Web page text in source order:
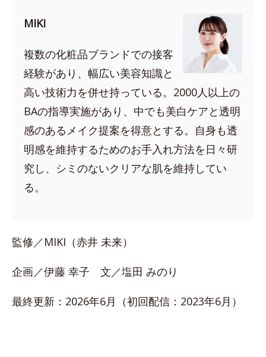
MIKI
複数の化粧品ブランドでの接客
経験があり、幅広い美容知識と
高い技術力を併せ持っている。2000人以上の
BAの指導実施があり、中でも美白ケアと透明
感のあるメイク提案を得意とする。自身も透
明感を維持するためのお手入れ方法を日々研
究し、シミのないクリアな肌を維持してい
る。
監修／MIKI（赤井 未来）
企画／伊藤 幸子 文／塩田 みのり
最終更新：2026年6月（初回配信：2023年6月）